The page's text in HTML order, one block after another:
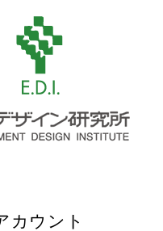
カウント